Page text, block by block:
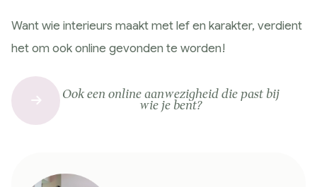
Want wie interieurs maakt met lef en karakter, verdient
het om ook online gevonden te worden!
Ook een online aanwezigheid die past bij
wie je bent?